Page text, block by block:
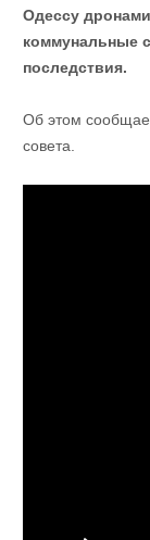
Одессу
коммунальные
последствия.
Об этом
совета.